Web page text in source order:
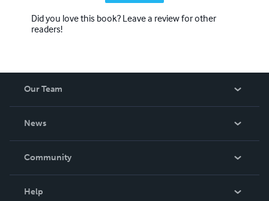
Did you love this book? Leave a review for other
readers!
Our Team
News
In The News
Community
Help